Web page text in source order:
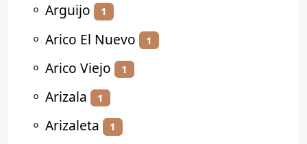
⚬ Arguijo 1
⚬ Arico El Nuevo 1
⚬ Arico Viejo 1
⚬ Arizala 1
⚬ Arizaleta 1